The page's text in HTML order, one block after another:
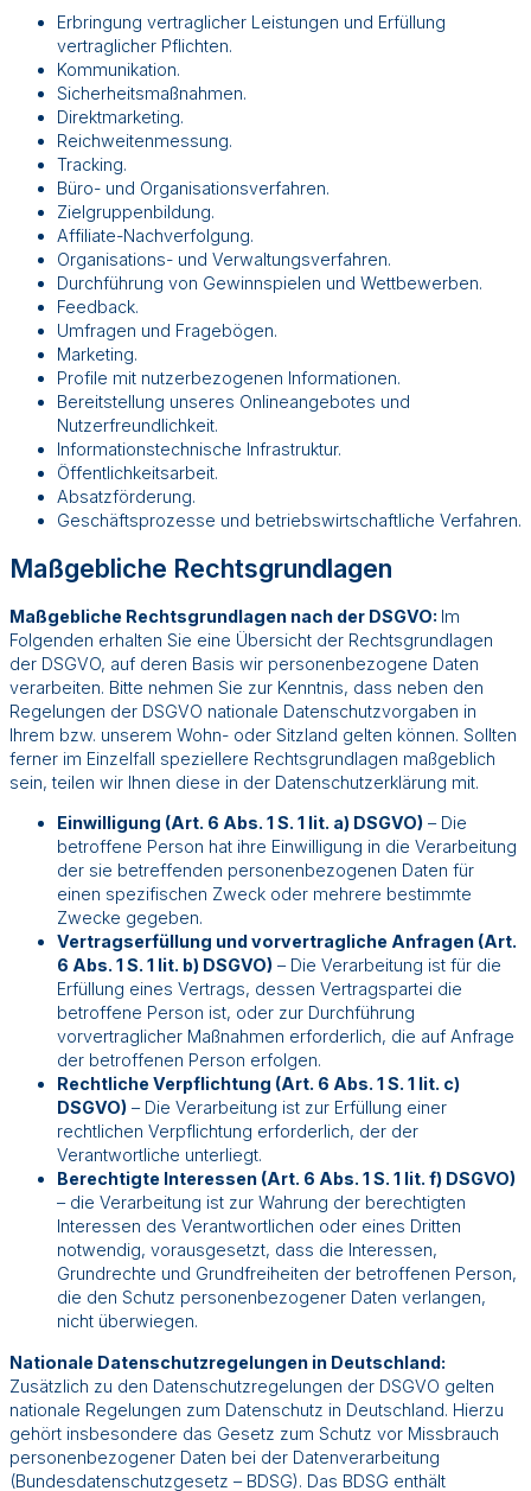
Erbringung vertraglicher Leistungen und Erfüllung
vertraglicher Pflichten.
Kommunikation.
Sicherheitsmaßnahmen.
Direktmarketing.
Reichweitenmessung.
Tracking.
Büro- und Organisationsverfahren.
Zielgruppenbildung.
Affiliate-Nachverfolgung.
Organisations- und Verwaltungsverfahren.
Durchführung von Gewinnspielen und Wettbewerben.
Feedback.
Umfragen und Fragebögen.
Marketing.
Profile mit nutzerbezogenen Informationen.
Bereitstellung unseres Onlineangebotes und
Nutzerfreundlichkeit.
Informationstechnische Infrastruktur.
Öffentlichkeitsarbeit.
Absatzförderung.
Geschäftsprozesse und betriebswirtschaftliche Verfahren.
Maßgebliche Rechtsgrundlagen
Maßgebliche Rechtsgrundlagen nach der DSGVO: Im
Folgenden erhalten Sie eine Übersicht der Rechtsgrundlagen
der DSGVO, auf deren Basis wir personenbezogene Daten
verarbeiten. Bitte nehmen Sie zur Kenntnis, dass neben den
Regelungen der DSGVO nationale Datenschutzvorgaben in
Ihrem bzw. unserem Wohn- oder Sitzland gelten können. Sollten
ferner im Einzelfall speziellere Rechtsgrundlagen maßgeblich
sein, teilen wir Ihnen diese in der Datenschutzerklärung mit.
Einwilligung (Art. 6 Abs. 1 S. 1 lit. a) DSGVO) – Die
betroffene Person hat ihre Einwilligung in die Verarbeitung
der sie betreffenden personenbezogenen Daten für
einen spezifischen Zweck oder mehrere bestimmte
Zwecke gegeben.
Vertragserfüllung und vorvertragliche Anfragen (Art.
6 Abs. 1 S. 1 lit. b) DSGVO) – Die Verarbeitung ist für die
Erfüllung eines Vertrags, dessen Vertragspartei die
betroffene Person ist, oder zur Durchführung
vorvertraglicher Maßnahmen erforderlich, die auf Anfrage
der betroffenen Person erfolgen.
Rechtliche Verpflichtung (Art. 6 Abs. 1 S. 1 lit. c)
DSGVO) – Die Verarbeitung ist zur Erfüllung einer
rechtlichen Verpflichtung erforderlich, der der
Verantwortliche unterliegt.
Berechtigte Interessen (Art. 6 Abs. 1 S. 1 lit. f) DSGVO)
– die Verarbeitung ist zur Wahrung der berechtigten
Interessen des Verantwortlichen oder eines Dritten
notwendig, vorausgesetzt, dass die Interessen,
Grundrechte und Grundfreiheiten der betroffenen Person,
die den Schutz personenbezogener Daten verlangen,
nicht überwiegen.
Nationale Datenschutzregelungen in Deutschland:
Zusätzlich zu den Datenschutzregelungen der DSGVO gelten
nationale Regelungen zum Datenschutz in Deutschland. Hierzu
gehört insbesondere das Gesetz zum Schutz vor Missbrauch
personenbezogener Daten bei der Datenverarbeitung
(Bundesdatenschutzgesetz – BDSG). Das BDSG enthält